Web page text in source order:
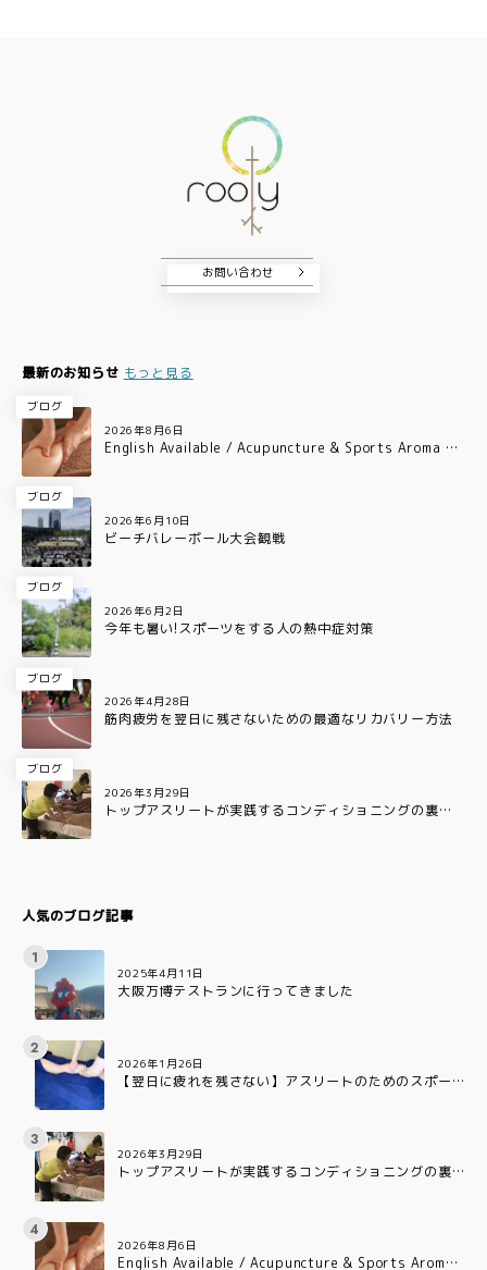
お問い合わせ
最新のお知らせ もっと見る
ブログ
2026年8月6日
English Available / Acupuncture & Sports Aroma Ca
ブログ
2026年6月10日
ビーチバレーボール大会観戦
ブログ
2026年6月2日
今年も暑い!スポーツをする人の熱中症対策
ブログ
2026年4月28日
筋肉疲労を翌日に残さないための最適なリカバリー方法
ブログ
2026年3月29日
トップアスリートが実践するコンディショニングの裏側
人気のブログ記事
2025年4月11日
大阪万博テストランに行ってきました
2026年1月26日
【翌日に疲れを残さない】アスリートのためのスポー
2026年3月29日
トップアスリートが実践するコンディショニングの裏
2026年8月6日
English Available / Acupuncture & Sports Aroma